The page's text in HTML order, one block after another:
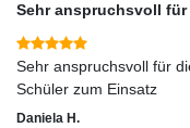
Sehr anspruchsvoll für
Sehr anspruchsvoll für
Schüler zum Einsatz
Daniela H.